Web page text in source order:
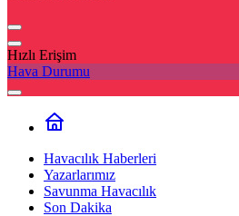
Hızlı Erişim
Hava Durumu
Havacılık Haberleri
Yazarlarımız
Savunma Havacılık
Son Dakika